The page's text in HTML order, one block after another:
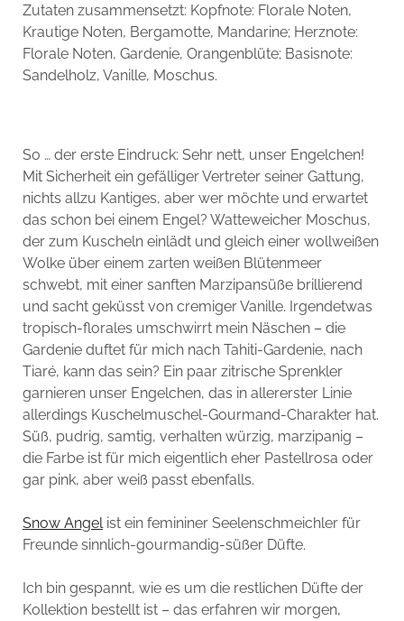
Zutaten zusammensetzt: Kopfnote: Florale Noten,
Krautige Noten, Bergamotte, Mandarine; Herznote:
Florale Noten, Gardenie, Orangenblüte; Basisnote:
Sandelholz, Vanille, Moschus.
So … der erste Eindruck: Sehr nett, unser Engelchen!
Mit Sicherheit ein gefälliger Vertreter seiner Gattung,
nichts allzu Kantiges, aber wer möchte und erwartet
das schon bei einem Engel? Watteweicher Moschus,
der zum Kuscheln einlädt und gleich einer wollweißen
Wolke über einem zarten weißen Blütenmeer
schwebt, mit einer sanften Marzipansüße brillierend
und sacht geküsst von cremiger Vanille. Irgendetwas
tropisch-florales umschwirrt mein Näschen – die
Gardenie duftet für mich nach Tahiti-Gardenie, nach
Tiaré, kann das sein? Ein paar zitrische Sprenkler
garnieren unser Engelchen, das in allererster Linie
allerdings Kuschelmuschel-Gourmand-Charakter hat.
Süß, pudrig, samtig, verhalten würzig, marzipanig –
die Farbe ist für mich eigentlich eher Pastellrosa oder
gar pink, aber weiß passt ebenfalls.
Snow Angelist ein femininer Seelenschmeichler für
Freunde sinnlich-gourmandig-süßer Düfte.
Ich bin gespannt, wie es um die restlichen Düfte der
Kollektion bestellt ist – das erfahren wir morgen,